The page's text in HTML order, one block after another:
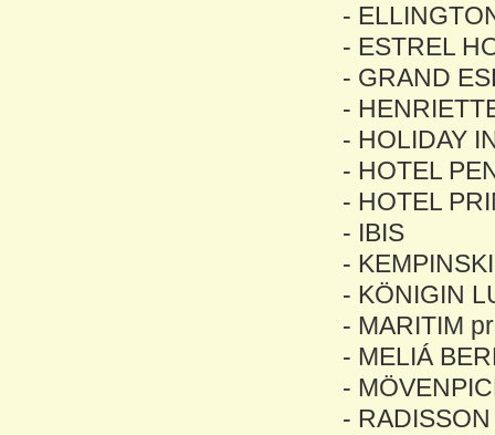
-
- ESTREL
- GRAND
-
- HOLIDAY
- HOTEL
- HOTEL
- IBIS
-
- KÖNIGIN
- MARITIM
- MELIÁ
-
-